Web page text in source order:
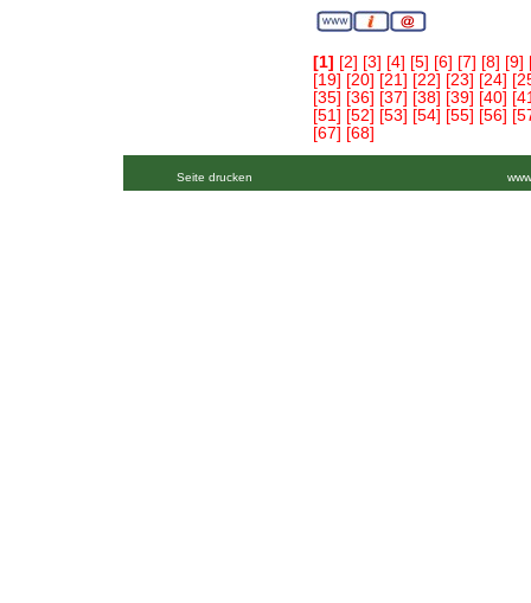
[1] [2] [3] [4] [5] [6] [7] [8] [9]
[19] [20] [21] [22] [23] [24]
[35] [36] [37] [38] [39] [40]
[51] [52] [53] [54] [55] [56]
[67] [68]
Seite drucken